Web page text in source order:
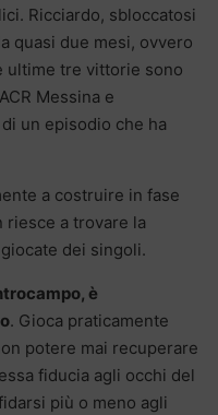
Ricciardo, sbloccatosi
quasi due mesi, ovvero
ultime tre vittorie sono
Messina e
un episodio che ha
a costruire in fase
riesce a trovare la
dei singoli.
è
. Gioca praticamente
potere mai recuperare
fiducia agli occhi del
più o meno agli